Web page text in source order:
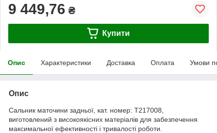
9 449,76 ₴
Купити
Опис Характеристики Доставка Оплата Умови
Опис
Сальник маточини задньої, кат. номер: T217008,
виготовлений з високоякісних матеріалів для забезпечення
максимальної ефективності і тривалості роботи.